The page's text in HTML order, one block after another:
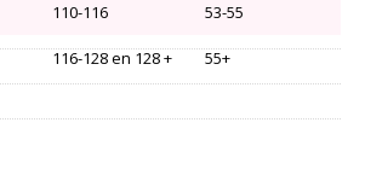
110-116 53-55
116-128 en 128 + 55+